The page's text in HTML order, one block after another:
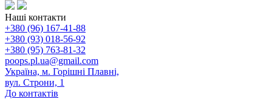
Наші контакти
+380 (96) 167-41-88
+380 (93) 018-56-92
+380 (95) 763-81-32
poops.pl.ua@gmail.com
Україна, м. Горішні Плавні,
вул. Строни, 1
До контактів